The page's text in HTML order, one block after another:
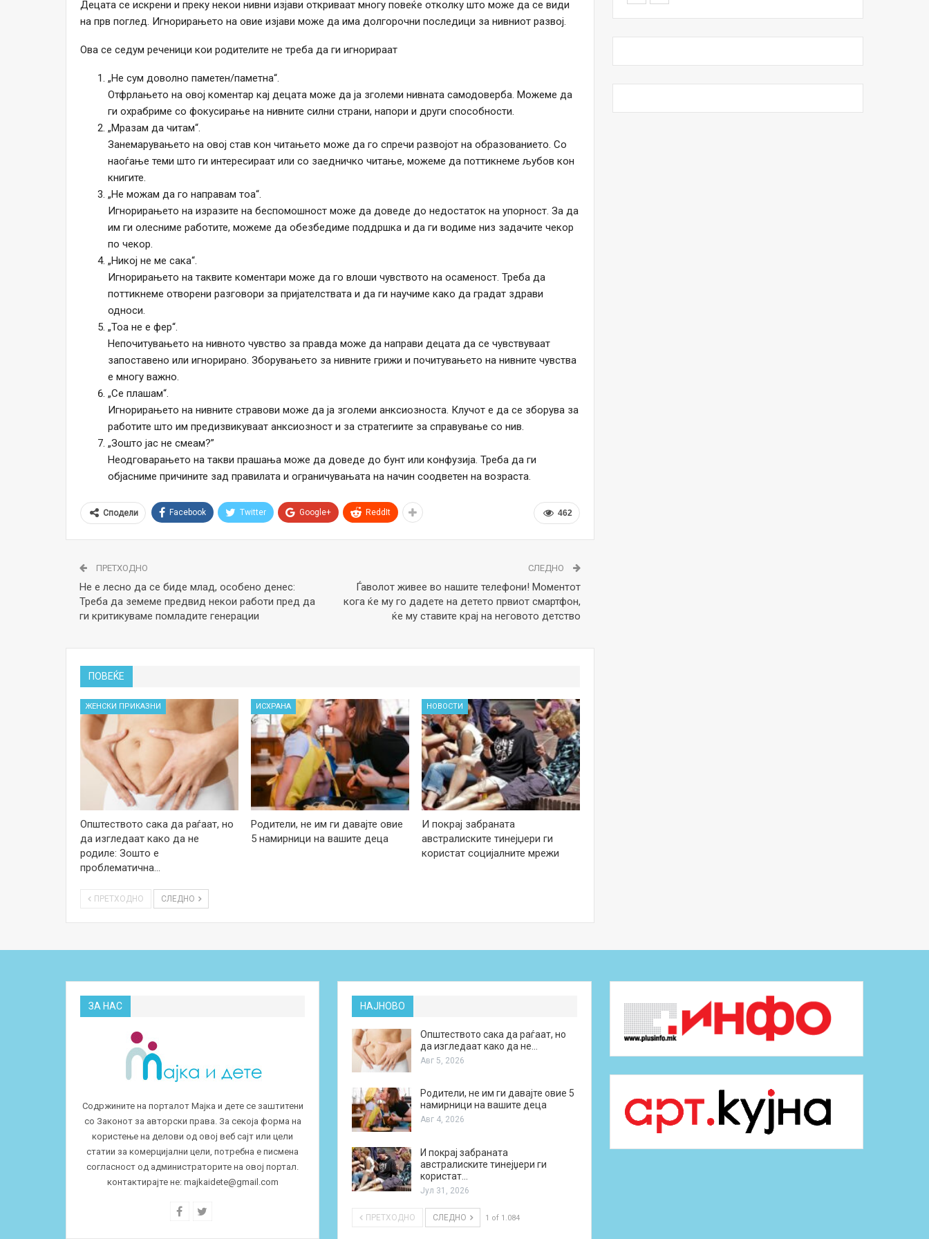
Децата се искрени и преку некои нивни изјави откриваат многу повеќе отколку што може да се види
на прв поглед. Игнорирањето на овие изјави може да има долгорочни последици за нивниот развој.
Ова се седум реченици кои родителите не треба да ги игнорираат
„Не сум доволно паметен/паметна“.
Отфрлањето на овој коментар кај децата може да ја зголеми нивната самодоверба. Можеме да
ги охрабриме со фокусирање на нивните силни страни, напори и други способности.
„Мразам да читам“.
Занемарувањето на овој став кон читањето може да го спречи развојот на образованието. Со
наоѓање теми што ги интересираат или со заедничко читање, можеме да поттикнеме љубов кон
книгите.
„Не можам да го направам тоа“.
Игнорирањето на изразите на беспомошност може да доведе до недостаток на упорност. За да
им ги олесниме работите, можеме да обезбедиме поддршка и да ги водиме низ задачите чекор
по чекор.
„Никој не ме сака“.
Игнорирањето на таквите коментари може да го влоши чувството на осаменост. Треба да
поттикнеме отворени разговори за пријателствата и да ги научиме како да градат здрави
односи.
„Тоа не е фер“.
Непочитувањето на нивното чувство за правда може да направи децата да се чувствуваат
запоставено или игнорирано. Зборувањето за нивните грижи и почитувањето на нивните чувства
е многу важно.
„Се плашам“.
Игнорирањето на нивните стравови може да ја зголеми анксиозноста. Клучот е да се зборува за
работите што им предизвикуваат анксиозност и за стратегиите за справување со нив.
„Зошто јас не смеам?”
Неодговарањето на такви прашања може да доведе до бунт или конфузија. Треба да ги
објасниме причините зад правилата и ограничувањата на начин соодветен на возраста.
462
Сподели Facebook Twitter Google+ ReddIt
ПРЕТХОДНО
Не е лесно да се биде млад, особено денес:
Треба да земеме предвид некои работи пред да
ги критикуваме помладите генерации
СЛЕДНО
Ѓаволот живее во нашите телефони! Моментот
кога ќе му го дадете на детето првиот смартфон,
ќе му ставите крај на неговото детство
ПОВЕЌЕ
ЖЕНСКИ ПРИКАЗНИ
Општеството сака да раѓаат, но
да изгледаат како да не
родиле: Зошто е
проблематична…
ИСХРАНА
Родители, не им ги давајте овие
5 намирници на вашите деца
НОВОСТИ
И покрај забраната
австралиските тинејџери ги
користат социјалните мрежи
ПРЕТХОДНО СЛЕДНО
ЗА НАС
Содржините на порталот Мајка и дете се заштитени
со Законот за авторски права. За секоја форма на
користење на делови од овој веб сајт или цели
статии за комерцијални цели, потребна е писмена
согласност од администраторите на овој портал.
контактирајте не: majkaidete@gmail.com
НАЈНОВО
Општеството сака да раѓаат, но
да изгледаат како да не…
Авг 5, 2026
Родители, не им ги давајте овие 5
намирници на вашите деца
Авг 4, 2026
И покрај забраната
австралиските тинејџери ги
користат…
Јул 31, 2026
ПРЕТХОДНО СЛЕДНО 1 of 1.084